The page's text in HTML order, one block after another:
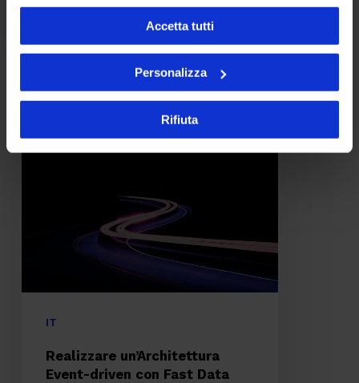
Accetta tutti
Personalizza
Rifiuta
Tommaso Moroni
23 Settembre 2021
un’Architettura
Fast
IT
Realizzare un’Architettura
Event-driven con Fast Data